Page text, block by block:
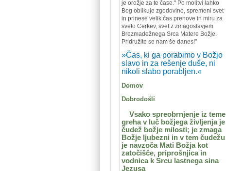
je orožje za te čase." Po molitvi lahko
Bog oblikuje zgodovino, spremeni svet
in prinese velik čas prenove in miru za
sveto Cerkev, svet z zmagoslavjem
Brezmadežnega Srca Matere Božje.
Pridružite se nam še danes!"
»Čas, ki ga porabimo v Božjo
slavo in za rešenje duše, ni
nikoli slabo porabljen.«
Domov
Dobrodošli
Vsako spreobrnjenje iz teme
greha v luč božjega življenja je
čudež božje milosti; je zmaga
Božje ljubezni in v tem čudežu
je navzoča Mati Božja kot
zatočišče, priprošnjica in
vodnica k Srcu lastnega sina
Jezusa